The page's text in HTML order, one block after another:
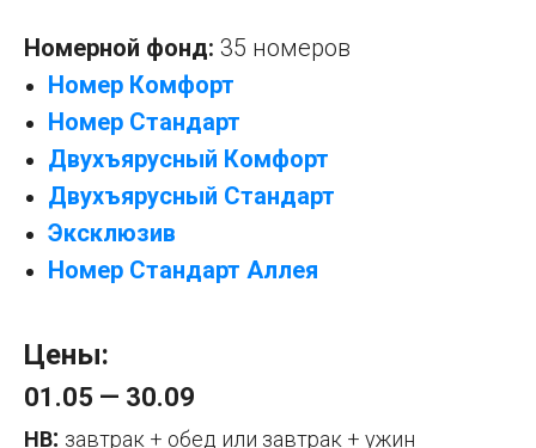
Номерной фонд: 35 номеров
Номер Комфорт
Номер Стандарт
Двухъярусный Комфорт
Двухъярусный Стандарт
Эксклюзив
Номер Стандарт Аллея
Цены:
01.05 — 30.09
HB: завтрак + обед или завтрак + ужин